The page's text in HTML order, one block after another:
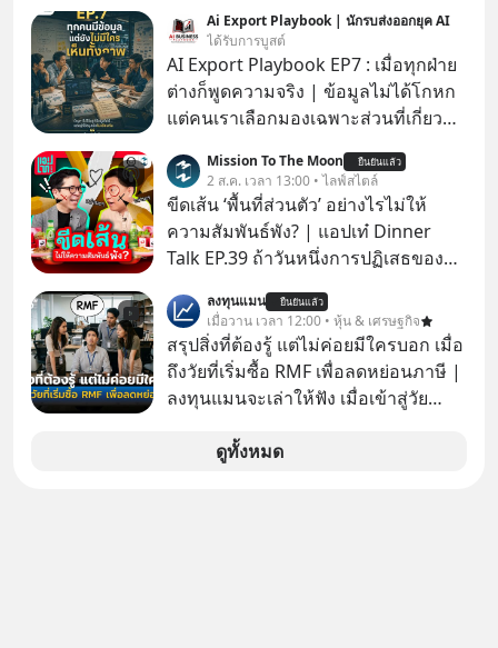
Ai Export Playbook | นักรบส่งออกยุค AI
ได้รับการบูสต์
AI Export Playbook EP7 : เมื่อทุกฝ่าย
ต่างก็พูดความจริง | ข้อมูลไม่ได้โกหก
แต่คนเราเลือกมองเฉพาะส่วนที่เกี่ยวกับ
Mission To The Moon ยืนยันแล้ว
2 ส.ค. เวลา 13:00 • ไลฟ์สไตล์
ขีดเส้น ‘พื้นที่ส่วนตัว’ อย่างไรไม่ให้
ความสัมพันธ์พัง? | แอปเท๋ Dinner
Talk EP.39 ถ้าวันหนึ่งการปฏิเสธของ
ตั้งกำแพงใส่และมองว่าเราเห็นแก่ตัวทั้ง
ที่เราเองก็ไม่เคยปฏิเสธใครอย่างนี้มา
ก่อน แต่พอตั้งใจจะ ‘สร้างขอบเขต’ เพื่อ
ตัวเองดูสักครั้ง กลับทำให้เกิดรอยร้าว
ในความสัมพันธ์เสียอย่างนั้น โดยราย
การแอปเท๋ Dinner Talk ในวันนี้โฮสต์
ทั้ง 2 ท่าน แทป-รวิศ หาญอุตสาหะ และ
ลงทุนแมน ยืนยันแล้ว
เมื่อวาน เวลา 12:00 • หุ้น & เศรษฐกิจ
สรุปสิ่งที่ต้องรู้ แต่ไม่ค่อยมีใครบอก เมื่อ
ถึงวัยที่เริ่มซื้อ RMF เพื่อลดหย่อนภาษี |
ลงทุนแมนจะเล่าให้ฟัง เมื่อเข้าสู่วัย
ดูทั้งหมด